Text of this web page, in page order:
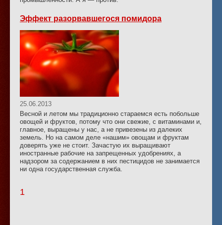
Эффект разорвавшегося помидора
25.06.2013
Весной и летом мы традиционно стараемся есть побольше
овощей и фруктов, потому что они свежие, с витаминами и,
главное, выращены у нас, а не привезены из далеких
земель. Но на самом деле «нашим» овощам и фруктам
доверять уже не стоит. Зачастую их выращивают
иностранные рабочие на запрещенных удобрениях, а
надзором за содержанием в них пестицидов не занимается
ни одна государственная служба.
1